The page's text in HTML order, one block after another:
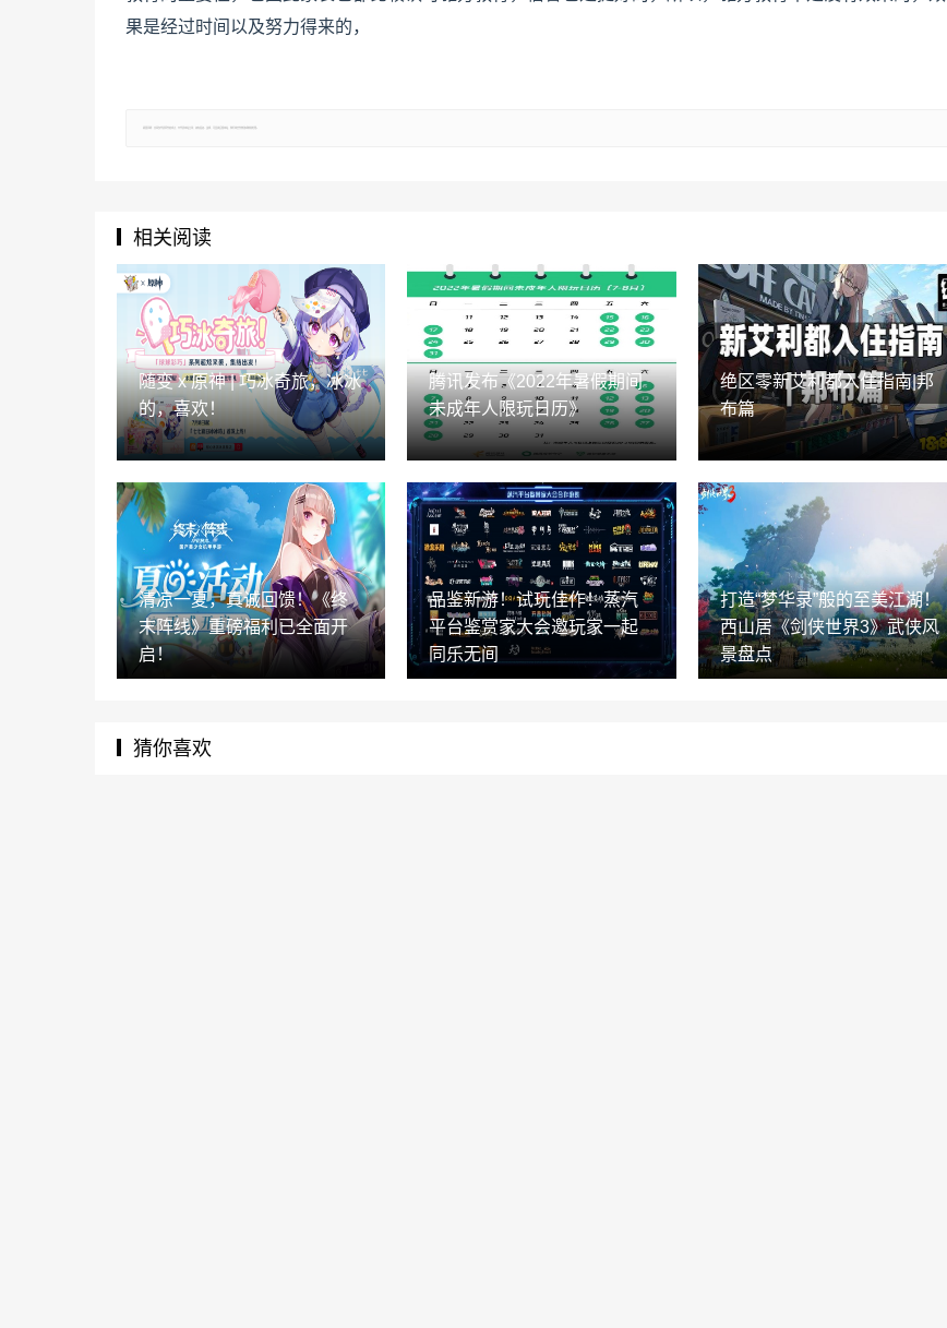
果是经过时间以及努力得来的，
相关阅读
随变 x 原神 | 巧冰奇旅，冰冰
的，喜欢！
腾讯发布《2022年暑假期间
未成年人限玩日历》
绝区零新艾利都入住指南|邦
布篇
清凉一夏，真诚回馈！《终
末阵线》重磅福利已全面开
启！
品鉴新游！试玩佳作！蒸汽
平台鉴赏家大会邀玩家一起
同乐无间
打造“梦华录”般的至美江湖！
西山居《剑侠世界3》武侠风
景盘点
猜你喜欢